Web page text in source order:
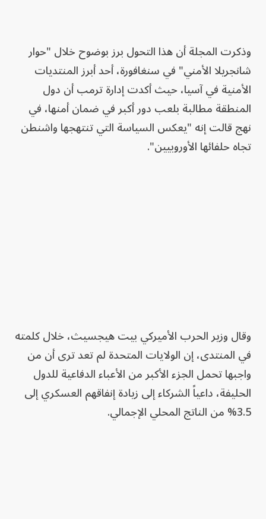
وذكرت المجلة أن هذا التحول برز بوضوح خلال "حوار
شانجريلا الأمني" في سنغافورة، أحد أبرز المنتديات
الأمنية في آسيا، حيث أكدت إدارة ترمب أن دول
المنطقة مطالبة بلعب دور أكبر في ضمان أمنها، في
نهج قالت إنه "يعكس السياسة التي تنتهجها واشنطن
تجاه حلفائها الأوروبيين".
وقال وزير الحرب الأميركي بيت هيجسيث، خلال كلمته
في المنتدى، إن الولايات المتحدة لم تعد ترى أن من
واجبها تحمل الجزء الأكبر من الأعباء الدفاعية للدول
الحليفة، داعياً الشركاء إلى زيادة إنفاقهم العسكري إلى
3.5% من الناتج المحلي الإجمالي.